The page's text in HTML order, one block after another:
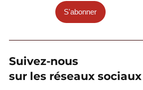
S'abonner
Suivez-nous
sur les réseaux sociaux